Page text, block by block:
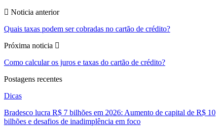
Noticia anterior
Quais taxas podem ser cobradas no cartão de crédito?
Próxima noticia
Como calcular os juros e taxas do cartão de crédito?
Postagens recentes
Dicas
Bradesco lucra R$ 7 bilhões em 2026: Aumento de capital de R$ 10
bilhões e desafios de inadimplência em foco